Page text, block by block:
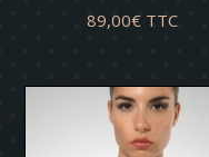
89,00€ TTC